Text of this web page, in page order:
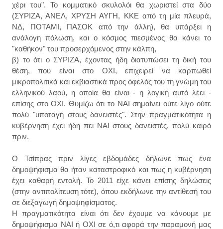
χέρι του". Το κομματικό σκυλολόι θα χωριστεί στα δύο
(ΣΥΡΙΖΑ, ΑΝΕΛ, ΧΡΥΣΗ ΑΥΓΗ, ΚΚΕ από τη μία πλευρά,
ΝΔ, ΠΟΤΑΜΙ, ΠΑΣΟΚ από την άλλη), θα υπάρξει η
ανάλογη πόλωση, και ο κόσμος πιεσμένος θα κάνει το
"καθήκον" του προσερχόμενος στην κάλπη,
β) το ότι ο ΣΥΡΙΖΑ, έχοντας ήδη διατυπώσει τη δική του
θέση, που είναι στο ΟΧΙ, επιχειρεί να καρπωθεί
μικροπολιτικά και εκβιαστικά προς όφελός του τη γνώμη του
ελληνικού λαού, η οποία θα είναι - η λογική αυτό λέει -
επίσης στο ΟΧΙ. Θυμίζω ότι το ΝΑΙ σημαίνει ούτε λίγο ούτε
πολύ "υποταγή στους δανειστές". Στην πραγματικότητα η
κυβέρνηση έχει ήδη πει ΝΑΙ στους δανειστές, πολύ καιρό
πριν.
Ο Τσίπρας πριν λίγες εβδομάδες δήλωνε πως ένα
δημοψήφισμα θα ήταν καταστροφικό και πως η κυβέρνηση
έχει καθαρή εντολή. Το 2011 είχε κάνει επίσης δηλώσεις
(στην αντιπολίτευση τότε), όπου εκδήλωνε την αντίθεσή του
σε διεξαγωγή δημοψηφίσματος.
Η πραγματικότητα είναι ότι δεν έχουμε να κάνουμε με
δημοψήφισμα ΝΑΙ ή ΟΧΙ σε ό,τι αφορά την παραμονή μας